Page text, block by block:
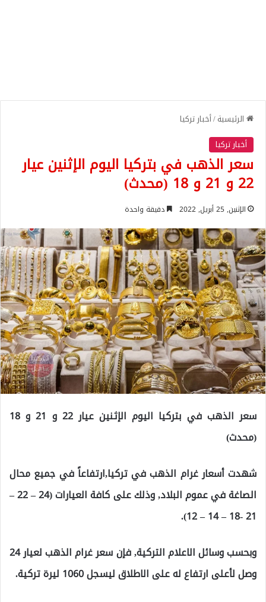
الرئيسية/أخبار تركيا
أخبار تركيا
سعر الذهب في بتركيا اليوم الإثنين عيار
22 و 21 و 18 (محدث)
الإثنين, 25 أبريل, 2022 دقيقة واحدة
سعر الذهب في بتركيا اليوم الإثنين عيار 22 و 21 و 18
(محدث)
شهدت أسعار غرام الذهب في تركيا,ارتفاعاً في جميع محال
الصاغة في عموم البلاد, وذلك على كافة العيارات (24 – 22 –
21 -18 – 14 – 12).
وبحسب وسائل الاعلام التركية, فإن سعر غرام الذهب لعيار 24
وصل لأعلى ارتفاع له على الاطلاق ليسجل 1060 ليرة تركية.